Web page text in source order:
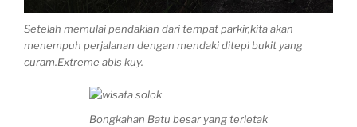
Setelah memulai pendakian dari tempat parkir,kita akan
menempuh perjalanan dengan mendaki ditepi bukit yang
curam.Extreme abis kuy.
Bongkahan Batu besar yang terletak